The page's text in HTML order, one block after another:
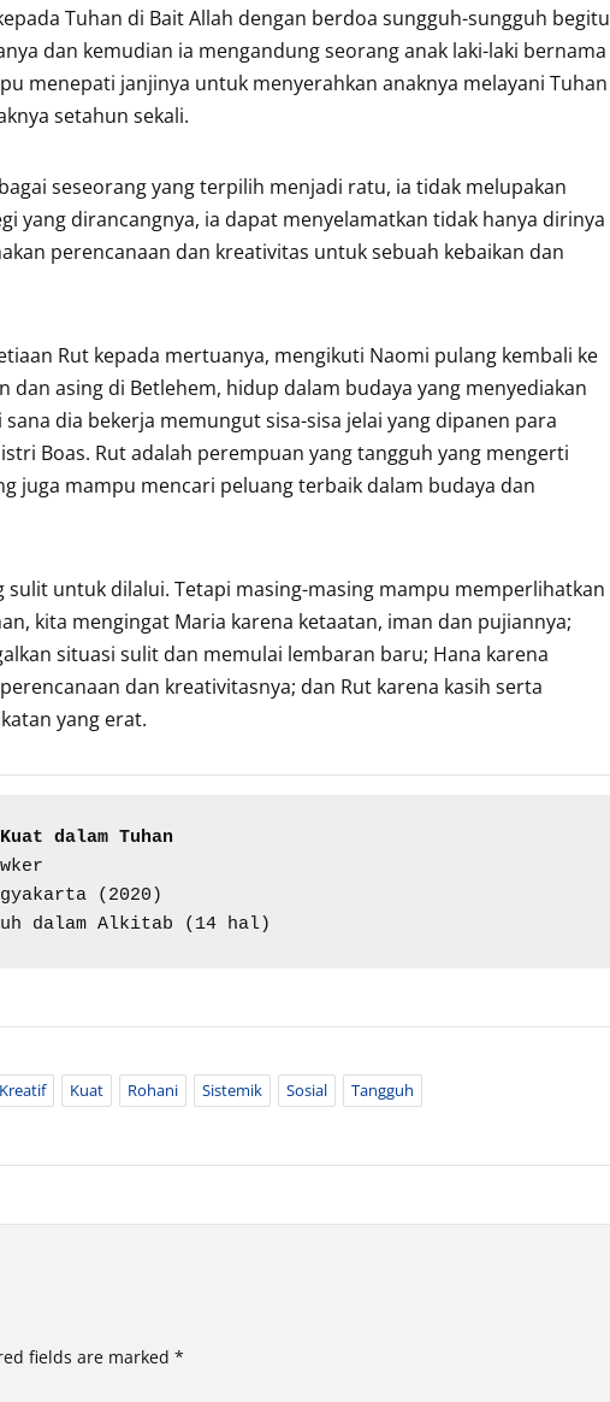
Tuhan di Bait Allah dengan berdoa sungguh-sungguh begitu
dan kemudian ia mengandung seorang anak laki-laki bernama
menepati janjinya untuk menyerahkan anaknya melayani Tuhan
setahun sekali.
seseorang yang terpilih menjadi ratu, ia tidak melupakan
yang dirancangnya, ia dapat menyelamatkan tidak hanya dirinya
perencanaan dan kreativitas untuk sebuah kebaikan dan
Rut kepada mertuanya, mengikuti Naomi pulang kembali ke
dan asing di Betlehem, hidup dalam budaya yang menyediakan
dia bekerja memungut sisa-sisa jelai yang dipanen para
Boas. Rut adalah perempuan yang tangguh yang mengerti
juga mampu mencari peluang terbaik dalam budaya dan
untuk dilalui. Tetapi masing-masing mampu memperlihatkan
kita mengingat Maria karena ketaatan, iman dan pujiannya;
situasi sulit dan memulai lembaran baru; Hana karena
dan kreativitasnya; dan Rut karena kasih serta
yang erat.
dalam Tuhan
(2020)
dalam Alkitab (14 hal)
Kreatif Kuat Rohani Sistemik Sosial Tangguh
fields are marked *